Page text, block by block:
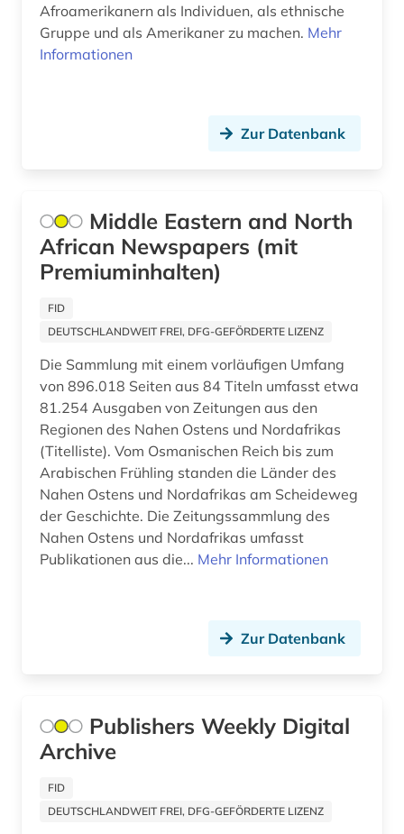
musikalien (1)
münchen (2)
nationalsozialismus (1)
(1)
nepal (1)
new york (5)
new york (1)
new york <ny> (1)
new york times archive (1)
niederlande (5)
niederländisch (1)
norwegen (2)
nürnberg (2)
Afroamerikanern als Individuen, als ethnische
Gruppe und als Amerikaner zu machen. Mehr
Informationen
Zur Datenbank
Middle Eastern and North
African Newspapers (mit
Premiuminhalten)
FID
DEUTSCHLANDWEIT FREI, DFG-GEFÖRDERTE LIZENZ
Die Sammlung mit einem vorläufigen Umfang
von 896.018 Seiten aus 84 Titeln umfasst etwa
81.254 Ausgaben von Zeitungen aus den
Regionen des Nahen Ostens und Nordafrikas
(Titelliste). Vom Osmanischen Reich bis zum
Arabischen Frühling standen die Länder des
Nahen Ostens und Nordafrikas am Scheideweg
der Geschichte. Die Zeitungssammlung des
Nahen Ostens und Nordafrikas umfasst
Publikationen aus die... Mehr Informationen
Zur Datenbank
Publishers Weekly Digital
Archive
FID
DEUTSCHLANDWEIT FREI, DFG-GEFÖRDERTE LIZENZ